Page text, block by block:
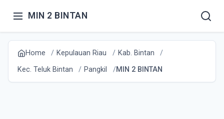
MIN 2 BINTAN
Home Kepulauan Riau
Kab. Bintan
Kec. Teluk Bintan
Pangkil MIN 2 BINTAN